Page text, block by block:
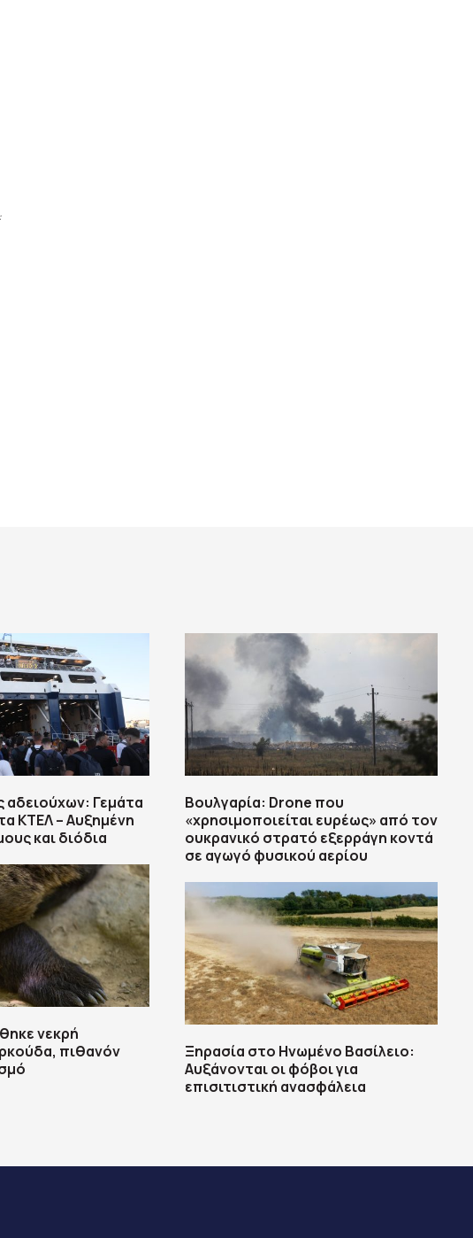
αδειούχων: Γεμάτα
ΚΤΕΛ – Αυξημένη
και διόδια
νεκρή
πιθανόν
Βουλγαρία: Drone που
«χρησιμοποιείται ευρέως» από τον
ουκρανικό στρατό εξερράγη κοντά
σε αγωγό φυσικού αερίου
Ξηρασία στο Ηνωμένο Βασίλειο:
Αυξάνονται οι φόβοι για
επισιτιστική ανασφάλεια